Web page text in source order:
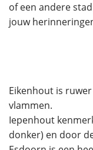
of een andere
jouw
Eikenhout is
vlammen.
Iepenhout
donker) en door